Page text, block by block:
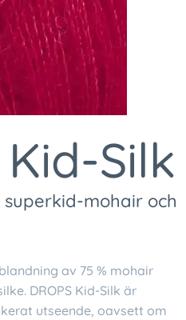
Kid-Silk
mohair och
av 75 % mohair
DROPS Kid-Silk är
utseende, oavsett om